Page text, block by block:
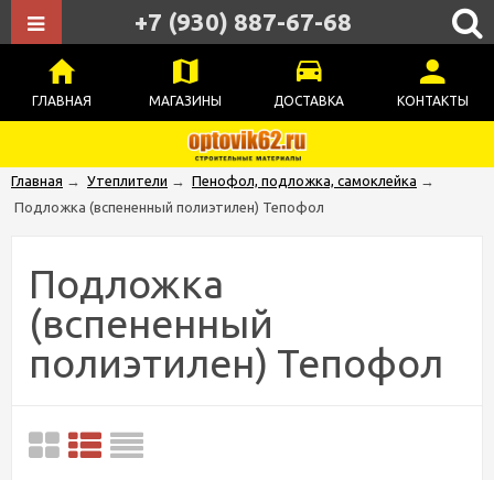
ГЛАВНАЯ МАГАЗИНЫ ДОСТАВКА КОНТАКТЫ
+7 (930) 887-67-68
Главная → Утеплители → Пенофол, подложка, самоклейка →
Подложка (вспененный полиэтилен) Тепофол
Подложка
(вспененный
полиэтилен) Тепофол